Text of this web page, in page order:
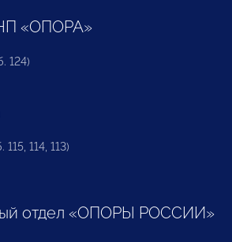
«ОПОРА»
124)
114, 113)
отдел «ОПОРЫ РОССИИ»